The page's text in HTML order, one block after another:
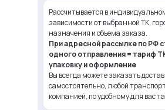
Рассчитывается в
зависимости от выбранной ТК,
назначения и объема заказа.
При адресной рассылке по РФ
одного отправления = тариф
упаковку и оформление
Вы всегда можете заказать
самостоятельно, любой
компанией, по удобному для вас